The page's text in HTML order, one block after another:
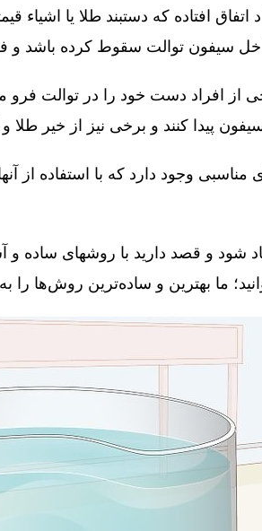
اتفاق افتاده که دستبند طلا یا
سیفون توالت سقوط کرده باشد و فرد
از افراد دست خود را در توالت فرو
پیدا کنند و برخی نیز از خیر طلا
وجود دارد که با استفاده از
شود و قصد دارید با روشهای ساده و
ما بهترین و ساده‌ترین روش‌ها